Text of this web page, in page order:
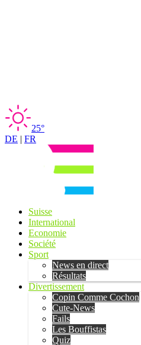
25°
DE | FR
Suisse
International
Economie
Société
Sport
News en direct
Résultats
Divertissement
Copin Comme Cochon
Cute-News
Fails
Les Bouffistas
Quiz